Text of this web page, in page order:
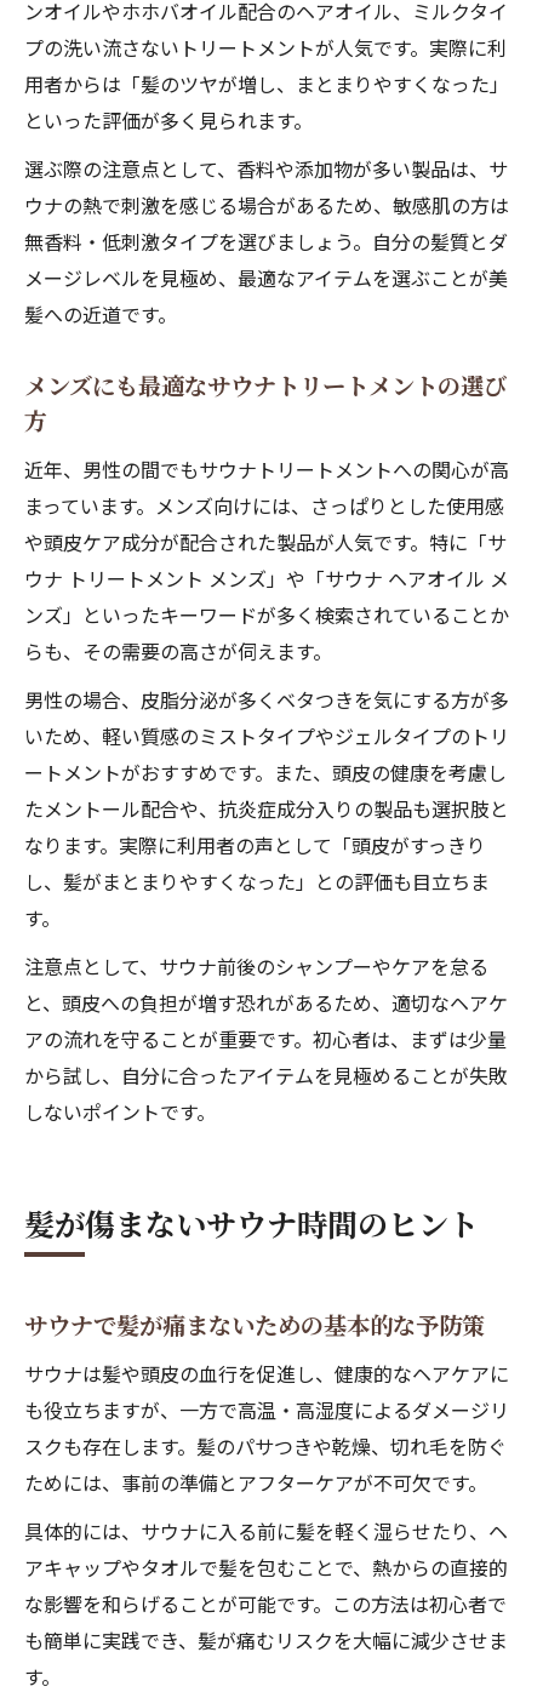
ンオイルやホホバオイル配合のヘアオイル、ミルクタイ
プの洗い流さないトリートメントが人気です。実際に利
用者からは「髪のツヤが増し、まとまりやすくなった」
といった評価が多く見られます。
選ぶ際の注意点として、香料や添加物が多い製品は、サ
ウナの熱で刺激を感じる場合があるため、敏感肌の方は
無香料・低刺激タイプを選びましょう。自分の髪質とダ
メージレベルを見極め、最適なアイテムを選ぶことが美
髪への近道です。
メンズにも最適なサウナトリートメントの選び
方
近年、男性の間でもサウナトリートメントへの関心が高
まっています。メンズ向けには、さっぱりとした使用感
や頭皮ケア成分が配合された製品が人気です。特に「サ
ウナ トリートメント メンズ」や「サウナ ヘアオイル メ
ンズ」といったキーワードが多く検索されていることか
らも、その需要の高さが伺えます。
男性の場合、皮脂分泌が多くベタつきを気にする方が多
いため、軽い質感のミストタイプやジェルタイプのトリ
ートメントがおすすめです。また、頭皮の健康を考慮し
たメントール配合や、抗炎症成分入りの製品も選択肢と
なります。実際に利用者の声として「頭皮がすっきり
し、髪がまとまりやすくなった」との評価も目立ちま
す。
注意点として、サウナ前後のシャンプーやケアを怠る
と、頭皮への負担が増す恐れがあるため、適切なヘアケ
アの流れを守ることが重要です。初心者は、まずは少量
から試し、自分に合ったアイテムを見極めることが失敗
しないポイントです。
髪が傷まないサウナ時間のヒント
サウナで髪が痛まないための基本的な予防策
サウナは髪や頭皮の血行を促進し、健康的なヘアケアに
も役立ちますが、一方で高温・高湿度によるダメージリ
スクも存在します。髪のパサつきや乾燥、切れ毛を防ぐ
ためには、事前の準備とアフターケアが不可欠です。
具体的には、サウナに入る前に髪を軽く湿らせたり、ヘ
アキャップやタオルで髪を包むことで、熱からの直接的
な影響を和らげることが可能です。この方法は初心者で
も簡単に実践でき、髪が痛むリスクを大幅に減少させま
す。